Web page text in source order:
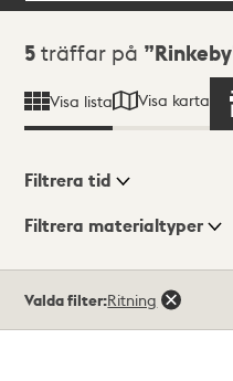
Sökresultat
5 träffar på Rinkeby
Visa lista Visa karta
Visningsläge
Filtrera tid
Filtrera materialtyper
träffar
Valda filter:Ritning